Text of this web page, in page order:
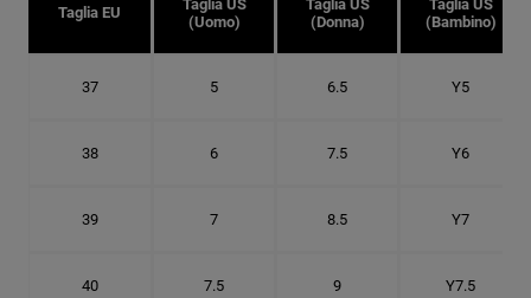
Taglia EU
(Uomo)
(Donna)
(Bambino)
37 5 6.5 Y5
38 6 7.5 Y6
39 7 8.5 Y7
40 7.5 9 Y7.5